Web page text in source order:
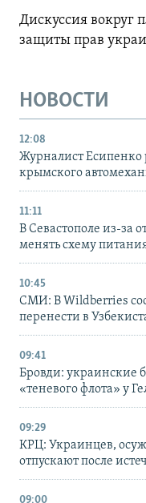
Дискуссия вокруг
защиты прав
НОВОСТИ
12:08
Журналист Есипенко
крымского
11:11
В Севастополе из-за
менять схему
10:45
СМИ: В Wildberries
перенести в
09:41
Бровди: украинские
«теневого флота» у
09:29
КРЦ: Украинцев,
отпускают после
09:00